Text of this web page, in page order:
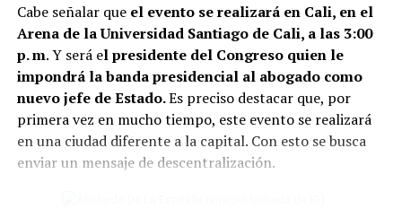
Conservarlas puede significar perder vitalidad.
4 Un tip más, es evitar el exceso de objetos debajo de la
cama. Para el Feng Shui, este espacio debe permanecer
lo más despejado posible para favorecer el descanso y
permitir que la energía circule libremente.
5 Para finalizar,se recomienda no tener en la entrada
Cabe señalar que el evento se realizará en Cali, en el
Arena de la Universidad Santiago de Cali, a las 3:00
p. m. Y será el presidente del Congreso quien le
impondrá la banda presidencial al abogado como
nuevo jefe de Estado.Es preciso destacar que, por
primera vez en mucho tiempo, este evento se realizará
en una ciudad diferente a la capital. Con esto se busca
enviar un mensaje de descentralización.